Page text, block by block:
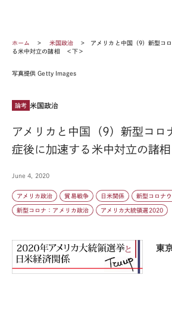
ホーム 米国政治
アメリカと中国（9）新型コ
る米中対立の諸相 ＜下＞
写真提供 Getty Images
論考 米国政治
アメリカと中国（9）新型コロ
症後に加速する米中対立の諸
June 4, 2020
アメリカ政治 貿易戦争 日米関係 新型コロナ
新型コロナ：アメリカ政治 アメリカ大統領選2020
東